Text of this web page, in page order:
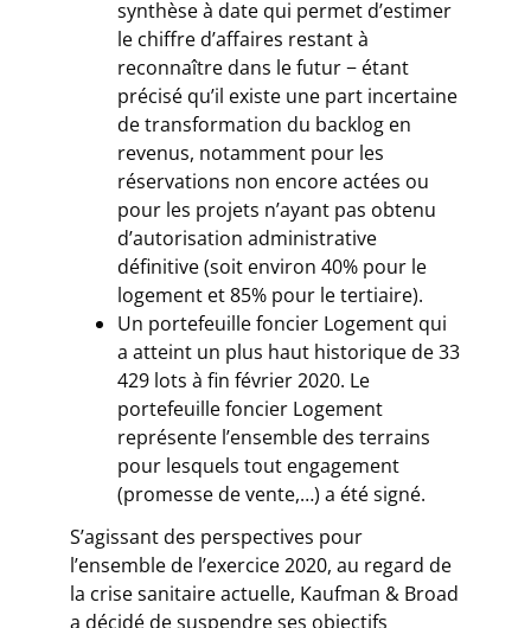
synthèse à date qui permet d’estimer
le chiffre d’affaires restant à
reconnaître dans le futur − étant
précisé qu’il existe une part incertaine
de transformation du backlog en
revenus, notamment pour les
réservations non encore actées ou
pour les projets n’ayant pas obtenu
d’autorisation administrative
définitive (soit environ 40% pour le
logement et 85% pour le tertiaire).
Un portefeuille foncier Logement qui
a atteint un plus haut historique de 33
429 lots à fin février 2020. Le
portefeuille foncier Logement
représente l’ensemble des terrains
pour lesquels tout engagement
(promesse de vente,…) a été signé.
S’agissant des perspectives pour
l’ensemble de l’exercice 2020, au regard de
la crise sanitaire actuelle, Kaufman & Broad
a décidé de suspendre ses objectifs